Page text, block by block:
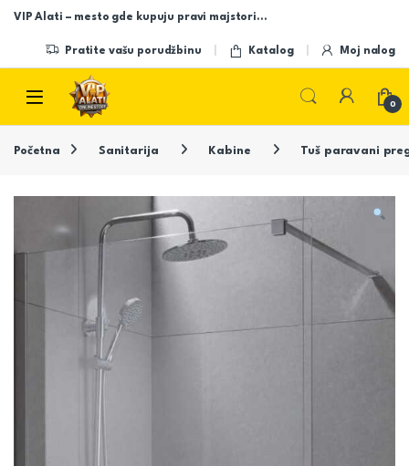
Skip to navigation
Skip to content
VIP Alati – mesto gde kupuju pravi majstori…
Pratite vašu porudžbinu Katalog Moj nalog
Open
0
Početna Sanitarija Kabine Tuš paravani